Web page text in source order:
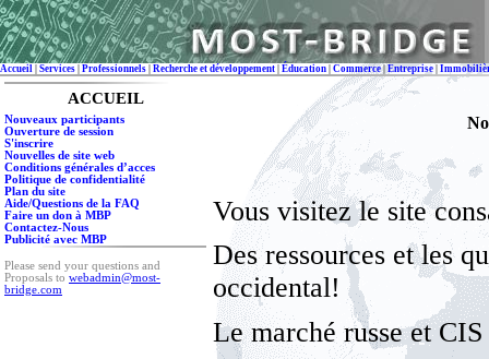
Accueil Services Professionnels Recherche et développement Éducation Commerce|Entreprise
ACCUEIL
Nouveaux participants
Ouverture de session
S'inscrire
Nouvelles de site web
Conditions générales d’acces
Politique de confidentialité
Plan du site
Aide/Questions de la FAQ
Faire un don à MBP
Contactez-Nous
Publicité avec MBP
Please send your questions and
Proposals to webadmin@most-
bridge.com
Vous visitez le site
Des ressources et les
occidental!
Le marché russe et